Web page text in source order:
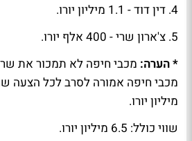
4. דין דוד - 1.1 מיליון יורו.
5. צ'ארון שרי - 400 אלף יורו.
* הערה: מכבי חיפה לא תמכור את
מיליון יורו.
שווי כולל: 6.5 מיליון יורו.